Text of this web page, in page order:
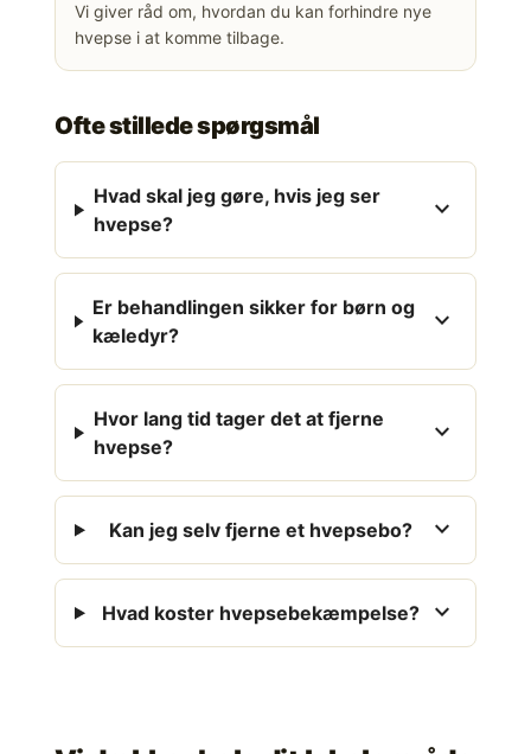
Vi giver råd om, hvordan du kan forhindre nye
hvepse i at komme tilbage.
Ofte stillede spørgsmål
Hvad skal jeg gøre, hvis jeg ser
hvepse?
expand_more
Er behandlingen sikker for børn og
kæledyr?
expand_more
Hvor lang tid tager det at fjerne
hvepse?
expand_more
Kan jeg selv fjerne et hvepsebo? expand_more
Hvad koster hvepsebekæmpelse? expand_more